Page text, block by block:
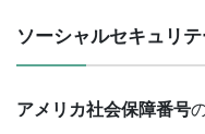
ソーシャルセキュリ
アメリカ社会保障番号